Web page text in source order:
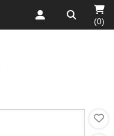
(0)